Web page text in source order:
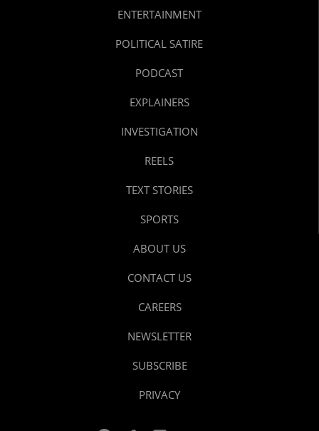
ENTERTAINMENT
POLITICAL SATIRE
PODCAST
EXPLAINERS
INVESTIGATION
REELS
TEXT STORIES
SPORTS
ABOUT US
CONTACT US
CAREERS
NEWSLETTER
SUBSCRIBE
PRIVACY